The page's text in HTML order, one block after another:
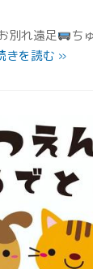
別れ遠足
ち
きを読む »